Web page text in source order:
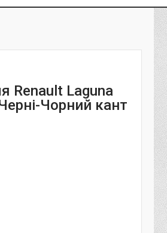
Renault Laguna
Чорний кант